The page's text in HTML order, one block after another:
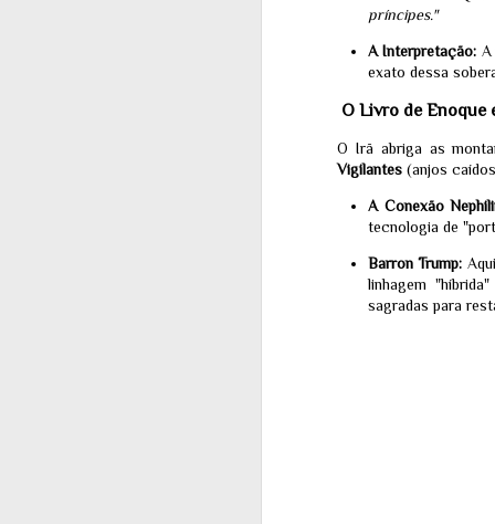
príncipes."
A Interpretação: A
exato dessa
O Livro de Enoque
O Irã abriga as
Vigilantes (anjos
A Conexão
tecnologia de
Barron Trump:
linhagem
sagradas para
O